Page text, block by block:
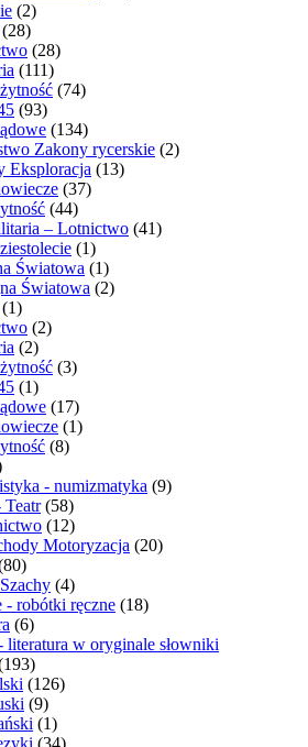
(2)
(28)
(28)
(111)
(74)
(93)
(134)
Zakony rycerskie (2)
Eksploracja (13)
(37)
(44)
– Lotnictwo (41)
(1)
Światowa (1)
Światowa (2)
(1)
(2)
(2)
(3)
(1)
(17)
(1)
(8)
- numizmatyka (9)
(58)
(12)
Motoryzacja (20)
Szachy (4)
- robótki ręczne (18)
(6)
literatura w oryginale słowniki
(126)
(9)
(1)
(34)